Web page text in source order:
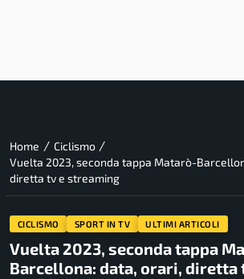
Home / Ciclismo /
Vuelta 2023, seconda tappa Matarò-
diretta tv e streaming
CICLISMO SPORT IN TV ULTIMI ARTICOLI
Vuelta 2023, seconda tappa
Barcellona: data, orari, diretta